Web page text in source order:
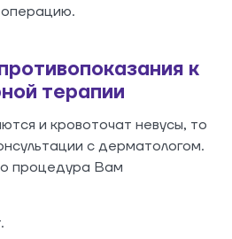
операцию.
к
терапии
и кровоточат невусы, то
с дерматологом.
процедура Вам